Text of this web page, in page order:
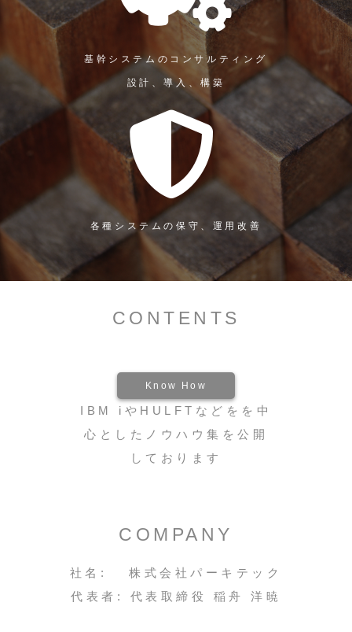
基幹システムのコンサルティング
設計、導入、構築
各種システムの保守、運用改善
CONTENTS
Know How
IBM iやHULFTなどをを中
心としたノウハウ集を公開
しております
COMPANY
社名: 株式会社パーキテック
代表者: 代表取締役 稲舟 洋暁